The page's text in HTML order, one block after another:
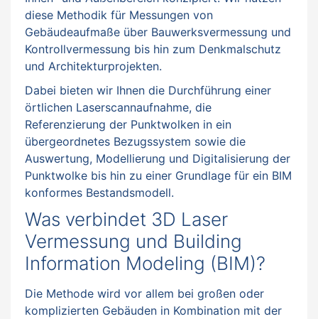
diese Methodik für Messungen von
Gebäudeaufmaße über Bauwerksvermessung und
Kontrollvermessung bis hin zum Denkmalschutz
und Architekturprojekten.
Dabei bieten wir Ihnen die Durchführung einer
örtlichen Laserscannaufnahme, die
Referenzierung der Punktwolken in ein
übergeordnetes Bezugssystem sowie die
Auswertung, Modellierung und Digitalisierung der
Punktwolke bis hin zu einer Grundlage für ein BIM
konformes Bestandsmodell.
Was verbindet 3D Laser
Vermessung und Building
Information Modeling (BIM)?
Die Methode wird vor allem bei großen oder
komplizierten Gebäuden in Kombination mit der